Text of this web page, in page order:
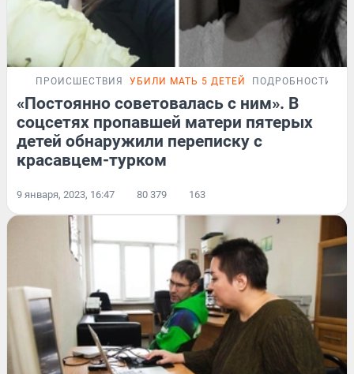
ПРОИСШЕСТВИЯ УБИЛИ МАТЬ 5 ДЕТЕЙ ПОДРОБНОСТИ
«Постоянно советовалась с ним». В
соцсетях пропавшей матери пятерых
детей обнаружили переписку с
красавцем-турком
9 января, 2023, 16:47 80 379 163